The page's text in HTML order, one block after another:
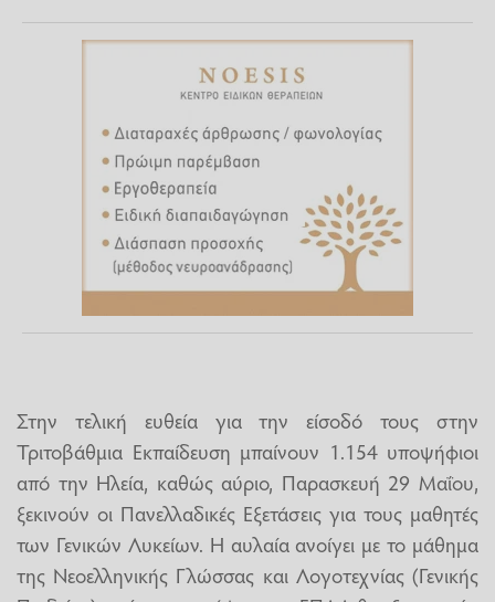
Στην τελική ευθεία για την είσοδό τους στην
Τριτοβάθμια Εκπαίδευση μπαίνουν 1.154 υποψήφιοι
από την Ηλεία, καθώς αύριο, Παρασκευή 29 Μαΐου,
ξεκινούν οι Πανελλαδικές Εξετάσεις για τους μαθητές
των Γενικών Λυκείων. Η αυλαία ανοίγει με το μάθημα
της Νεοελληνικής Γλώσσας και Λογοτεχνίας (Γενικής